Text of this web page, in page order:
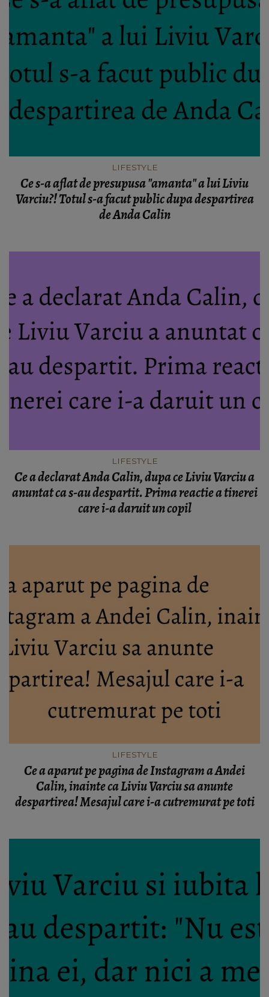
LIFESTYLE
Ce s-a aflat de presupusa "amanta" a lui Liviu
Varciu?! Totul s-a facut public dupa despartirea
de Anda Calin
LIFESTYLE
Ce a declarat Anda Calin, dupa ce Liviu Varciu a
anuntat ca s-au despartit. Prima reactie a tinerei
care i-a daruit un copil
LIFESTYLE
Ce a aparut pe pagina de Instagram a Andei
Calin, inainte ca Liviu Varciu sa anunte
despartirea! Mesajul care i-a cutremurat pe toti